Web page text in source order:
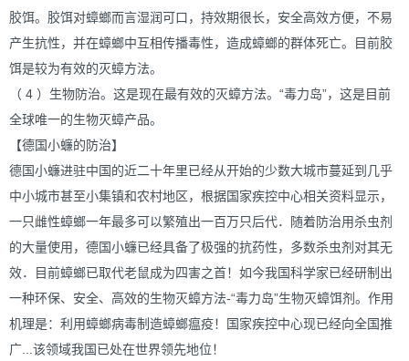
胶饵。胶饵对蟑螂而言湿润可口，持效期很长，安全高效方便，不易
产生抗性，并在蟑螂中互相传播毒性，造成蟑螂的群体死亡。目前胶
饵是较为有效的灭蟑方法。
（ 4 ）生物防治。这是现在最有效的灭蟑方法。“毒力岛”，这是目前
全球唯一的生物灭蟑产品。
【德国小蠊的防治】
德国小蠊进驻中国的近二十年里已经从开始的少数大城市蔓延到几乎
中小城市甚至小集镇和农村地区，根据国家疾控中心相关资料显示，
一只雌性蟑螂一年最多可以繁殖出一百万只后代．随着防治用杀虫剂
的大量使用，德国小蠊已经具备了极强的抗药性，多数杀虫剂对其无
效．目前蟑螂已取代老鼠成为四害之首！如今我国科学家已经研制出
一种环保、安全、高效的生物灭蟑方法-“毒力岛”生物灭蟑饵剂。作用
机理是：利用蟑螂病毒制造蟑螂瘟疫！国家疾控中心现已经向全国推
广...该领域我国已处在世界领先地位！